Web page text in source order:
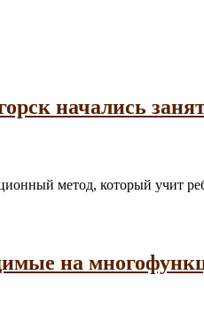
начались
метод, который учит
на